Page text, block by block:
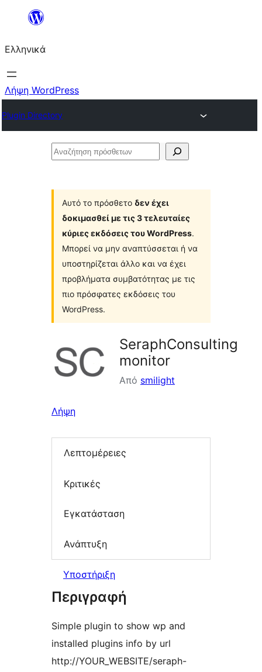
Μετάβαση
περιεχόμενο
Ελληνικά
Λήψη WordPress
Plugin Directory
Αναζήτηση
Αυτό το πρόσθετο δεν έχει
δοκιμασθεί με τις 3 τελευταίες
κύριες εκδόσεις του WordPress.
Μπορεί να μην αναπτύσσεται ή να
υποστηρίζεται άλλο και να έχει
προβλήματα συμβατότητας με τις
πιο πρόσφατες εκδόσεις του
WordPress.
SeraphConsulting
monitor
Από smilight
Λήψη
Λεπτομέρειες
Κριτικές
Εγκατάσταση
Ανάπτυξη
Υποστήριξη
Περιγραφή
Simple plugin to show wp and
installed plugins info by url
http://YOUR_WEBSITE/seraph-